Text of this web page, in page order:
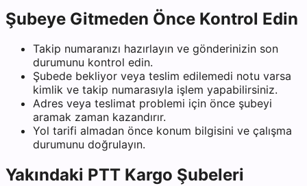
Şubeye Gitmeden Önce Kontrol Edin
Takip numaranızı hazırlayın ve gönderinizin son
durumunu kontrol edin.
Şubede bekliyor veya teslim edilemedi notu varsa
kimlik ve takip numarasıyla işlem yapabilirsiniz.
Adres veya teslimat problemi için önce şubeyi
aramak zaman kazandırır.
Yol tarifi almadan önce konum bilgisini ve çalışma
durumunu doğrulayın.
Yakındaki PTT Kargo Şubeleri